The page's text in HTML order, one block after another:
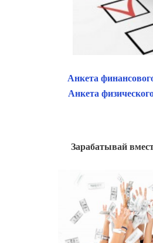
Анкета
Анкета
Зарабатывай